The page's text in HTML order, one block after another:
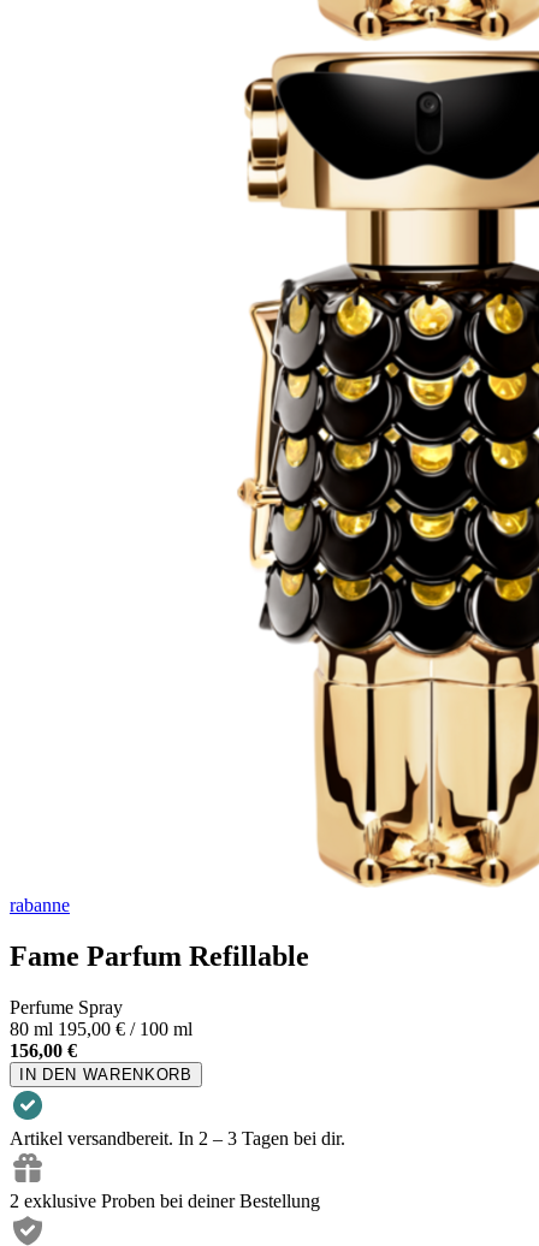
rabanne
Fame Parfum Refillable
Perfume Spray
80 ml 195,00 € / 100 ml
156,00 €
IN DEN WARENKORB
Artikel versandbereit. In 2 – 3 Tagen bei dir.
2 exklusive Proben bei deiner Bestellung